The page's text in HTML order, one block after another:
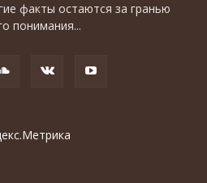
факты остаются за гранью
понимания...